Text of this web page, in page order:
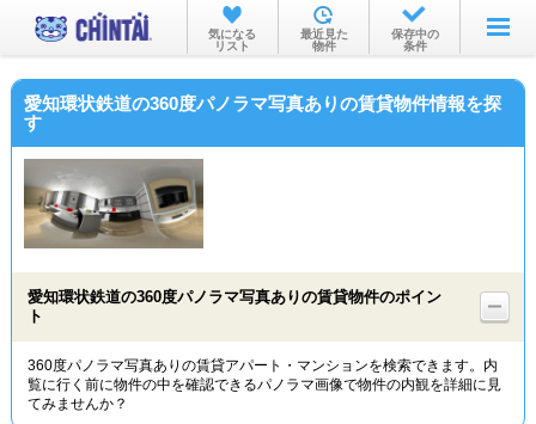
お部屋を探す
沿線・駅から
不動産会社から
気になる
リスト
最近見た
物件
保存中の
条件
愛知環状鉄道の360度パノラマ写真ありの賃貸物件情報を探
す
愛知環状鉄道の360度パノラマ写真ありの賃貸物件のポイン
ト
360度パノラマ写真ありの賃貸アパート・マンションを検索できます。内
覧に行く前に物件の中を確認できるパノラマ画像で物件の内観を詳細に見
てみませんか？